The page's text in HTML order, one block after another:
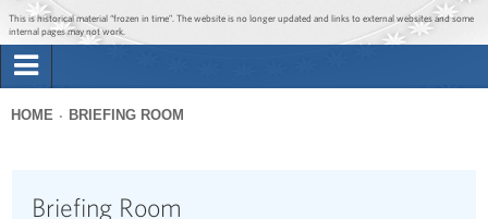
Jump to main content
Jump to navigation
This is historical material “frozen in time”. The website is no longer updated and links to external websites and some
internal pages may not work.
Briefing Room
here
HOME BRIEFING ROOM
Briefing Room